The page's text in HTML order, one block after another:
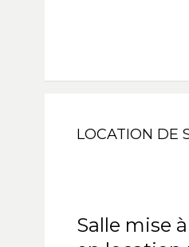
LOCATION DE
Salle mise